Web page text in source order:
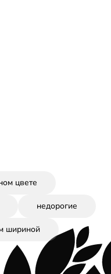
цвете
недорогие
шириной